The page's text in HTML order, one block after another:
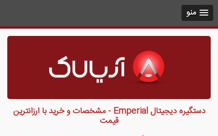
منو
دستگیره دیجیتال Emperial - مشخصات و خرید با ارزانترین
قیمت